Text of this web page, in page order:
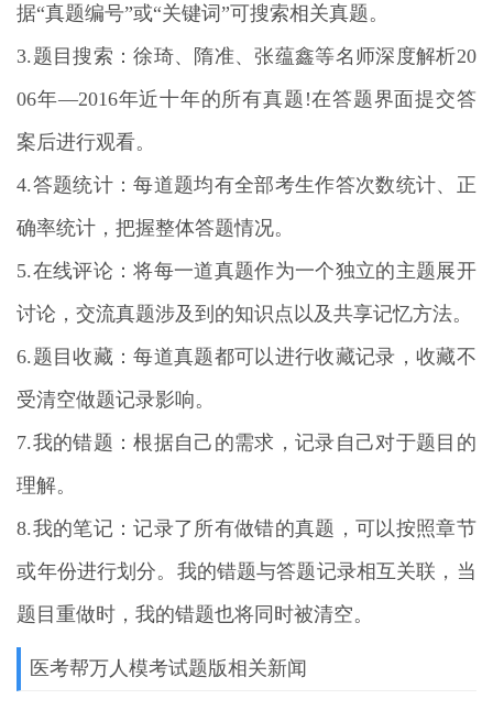
据“真题编号”或“关键词”可搜索相关真题。
3.题目搜索：徐琦、隋准、张蕴鑫等名师深度解析20
06年—2016年近十年的所有真题!在答题界面提交答
案后进行观看。
4.答题统计：每道题均有全部考生作答次数统计、正
确率统计，把握整体答题情况。
5.在线评论：将每一道真题作为一个独立的主题展开
讨论，交流真题涉及到的知识点以及共享记忆方法。
6.题目收藏：每道真题都可以进行收藏记录，收藏不
受清空做题记录影响。
7.我的错题：根据自己的需求，记录自己对于题目的
理解。
8.我的笔记：记录了所有做错的真题，可以按照章节
或年份进行划分。我的错题与答题记录相互关联，当
题目重做时，我的错题也将同时被清空。
医考帮万人模考试题版相关新闻